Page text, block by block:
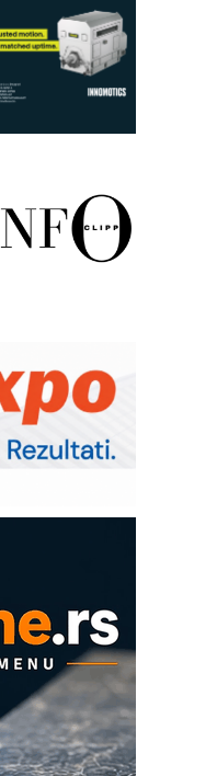
fluida
– Napredna
i
pametnu
· Display
složenih
korist
od 40 godina
nosača kablova
1500 VDC
tečnim